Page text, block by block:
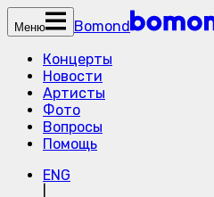
Меню
Bomond
Концерты
Новости
Артисты
Фото
Вопросы
Помощь
ENG